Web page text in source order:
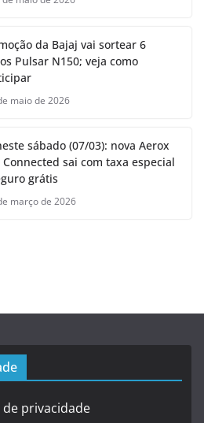
da Bajaj vai sortear 6
Pulsar N150; veja como
maio de 2026
sábado (07/03): nova Aerox
Connected sai com taxa especial
grátis
março de 2026
privacidade